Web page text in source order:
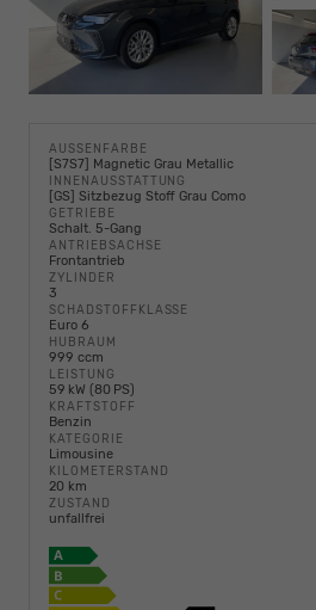
AUSSENFARBE
[S7S7] Magnetic Grau Metallic
INNENAUSSTATTUNG
[GS] Sitzbezug Stoff Grau Como
GETRIEBE
Schalt. 5-Gang
ANTRIEBSACHSE
Frontantrieb
ZYLINDER
3
SCHADSTOFFKLASSE
Euro 6
HUBRAUM
999 ccm
LEISTUNG
59 kW (80 PS)
KRAFTSTOFF
Benzin
KATEGORIE
Limousine
KILOMETERSTAND
20 km
ZUSTAND
unfallfrei